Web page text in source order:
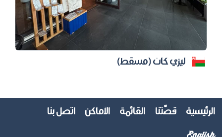
ليزي كات (مسقط)
الرئيسية قصّتنا القائمة الأماكن اتصل بنا